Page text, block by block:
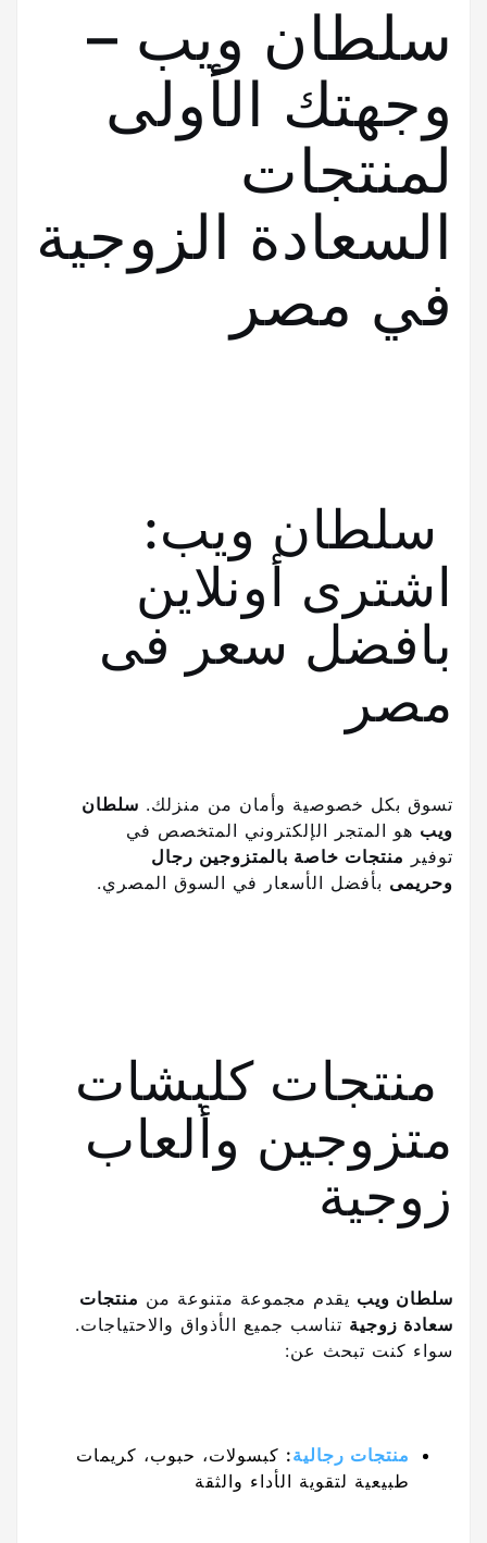
سلطان ويب –
وجهتك الأولى
لمنتجات
السعادة الزوجية
في مصر
سلطان ويب:
اشترى أونلاين
بافضل سعر فى
مصر
تسوق بكل خصوصية وأمان من منزلك. سلطان
ويب هو المتجر الإلكتروني المتخصص في
توفير منتجات خاصة بالمتزوجين رجال
وحريمى بأفضل الأسعار في السوق المصري.
منتجات كلبشات
متزوجين وألعاب
زوجية
سلطان ويب يقدم مجموعة متنوعة من منتجات
سعادة زوجية تناسب جميع الأذواق والاحتياجات.
سواء كنت تبحث عن:
منتجات رجالية: كبسولات، حبوب، كريمات
طبيعية لتقوية الأداء والثقة